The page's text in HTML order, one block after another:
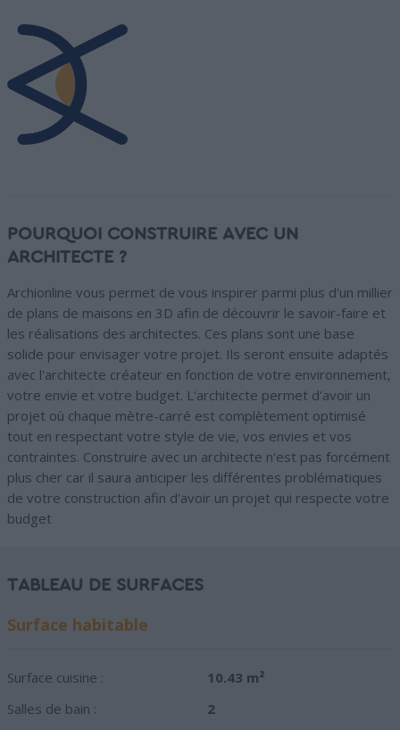
POURQUOI CONSTRUIRE AVEC UN
ARCHITECTE ?
Archionline vous permet de vous inspirer parmi plus d'un millier
de plans de maisons en 3D afin de découvrir le savoir-faire et
les réalisations des architectes. Ces plans sont une base
solide pour envisager votre projet. Ils seront ensuite adaptés
avec l'architecte créateur en fonction de votre environnement,
votre envie et votre budget. L'architecte permet d'avoir un
projet où chaque mètre-carré est complètement optimisé
tout en respectant votre style de vie, vos envies et vos
contraintes. Construire avec un architecte n'est pas forcément
plus cher car il saura anticiper les différentes problématiques
de votre construction afin d'avoir un projet qui respecte votre
budget
TABLEAU DE SURFACES
Surface habitable
Surface cuisine :
10.43 m²
Salles de bain :
2